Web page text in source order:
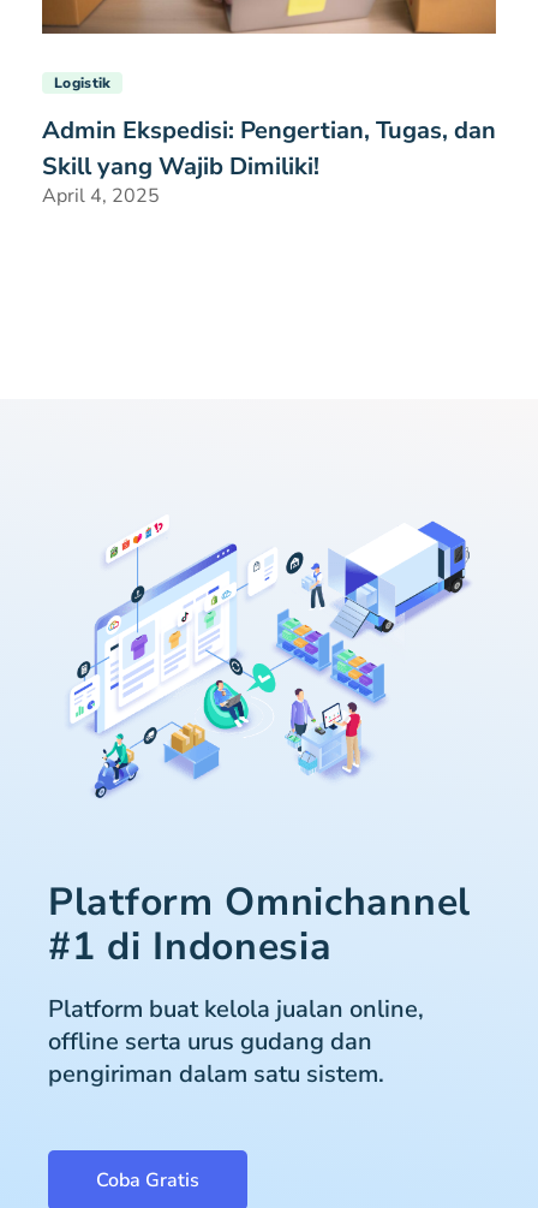
Logistik
Admin Ekspedisi: Pengertian, Tugas, dan
Skill yang Wajib Dimiliki!
April 4, 2025
Platform Omnichannel
#1 di Indonesia
Platform buat kelola jualan online,
offline serta urus gudang dan
pengiriman dalam satu sistem.
Coba Gratis